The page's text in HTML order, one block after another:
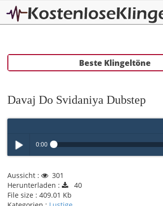
Beste Klingeltöne
Davaj Do Svidaniya Dubstep
Play /
0:00
Aussicht :
301
Herunterladen :
40
File size : 409.01 Kb